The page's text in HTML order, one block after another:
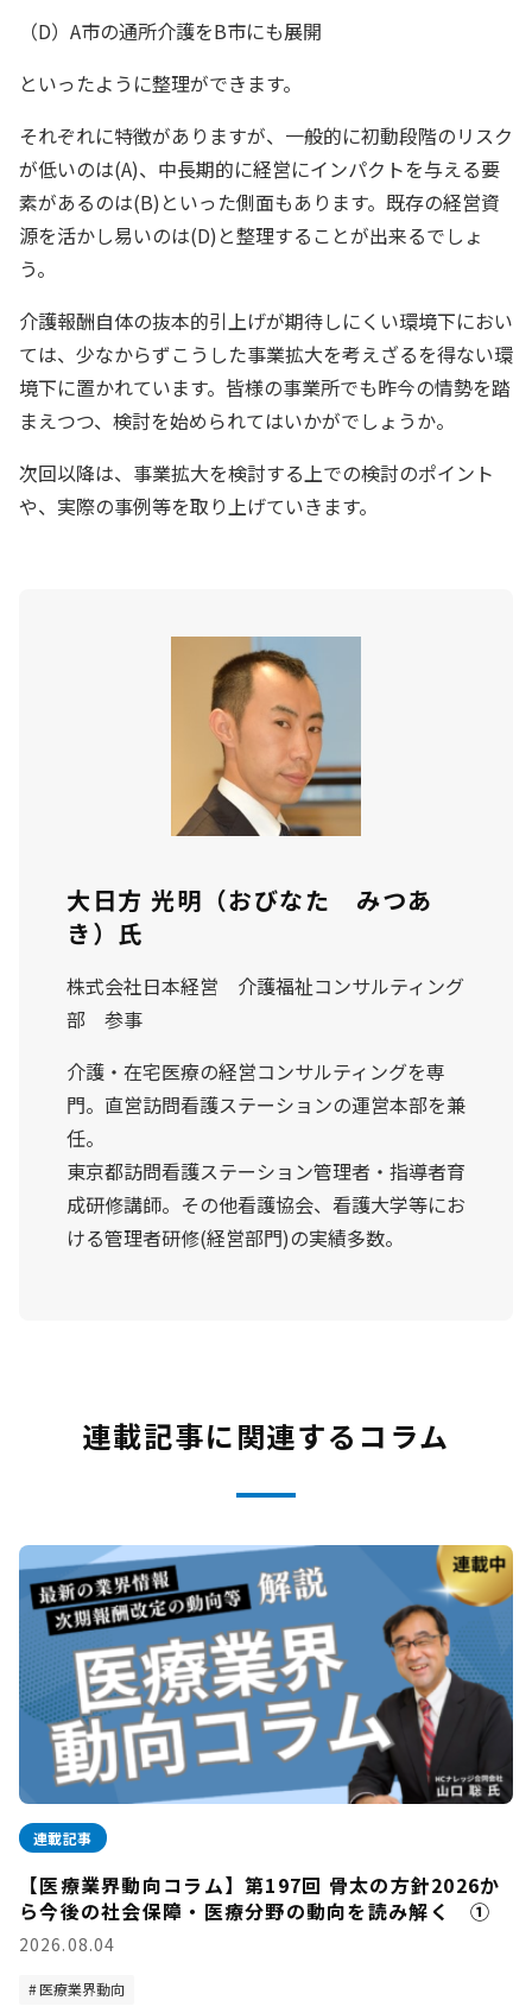
（D）A市の通所介護をB市にも展開
といったように整理ができます。
それぞれに特徴がありますが、一般的に初動段階のリスク
が低いのは(A)、中長期的に経営にインパクトを与える要
素があるのは(B)といった側面もあります。既存の経営資
源を活かし易いのは(D)と整理することが出来るでしょ
う。
介護報酬自体の抜本的引上げが期待しにくい環境下におい
ては、少なからずこうした事業拡大を考えざるを得ない環
境下に置かれています。皆様の事業所でも昨今の情勢を踏
まえつつ、検討を始められてはいかがでしょうか。
次回以降は、事業拡大を検討する上での検討のポイント
や、実際の事例等を取り上げていきます。
大日方 光明（おびなた みつあ
き）氏
株式会社日本経営 介護福祉コンサルティング
部 参事
介護・在宅医療の経営コンサルティングを専
門。直営訪問看護ステーションの運営本部を兼
任。
東京都訪問看護ステーション管理者・指導者育
成研修講師。その他看護協会、看護大学等にお
ける管理者研修(経営部門)の実績多数。
連載記事に関連するコラム
連載記事
【医療業界動向コラム】第197回 骨太の方針2026か
ら今後の社会保障・医療分野の動向を読み解く ①
2026.08.04
医療業界動向